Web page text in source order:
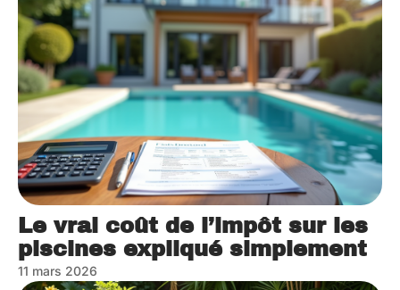
Le vrai coût de l’impôt sur les
piscines expliqué simplement
11 mars 2026